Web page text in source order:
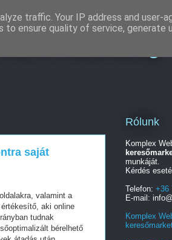
marketing
saját
valamint a
aki online
tudnak
bérelhető
Rólunk
Komplex
munkáját.
Kérdés
Telefon: +36
E-mail:
Komplex
traffic. Your IP address and user-
ensure quality of service, generate